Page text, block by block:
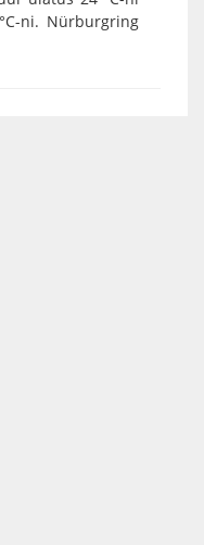
ni. Nürburgring